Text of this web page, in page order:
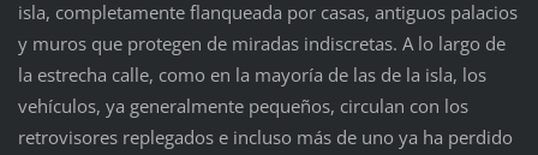
isla, completamente flanqueada por casas, antiguos palacios
y muros que protegen de miradas indiscretas. A lo largo de
la estrecha calle, como en la mayoría de las de la isla, los
vehículos, ya generalmente pequeños, circulan con los
retrovisores replegados e incluso más de uno ya ha perdido